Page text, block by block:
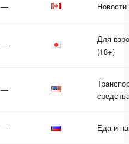
—
—
Для
(18+)
—
— Еда и